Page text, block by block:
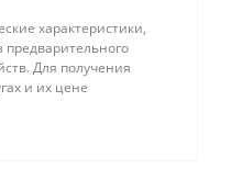
характеристики,
Для получения
и их цене